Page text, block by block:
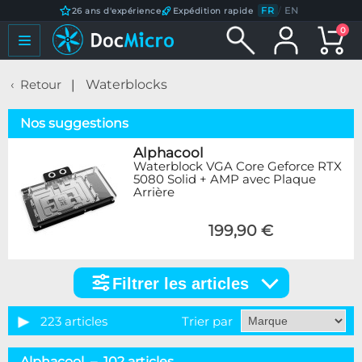
26 ans d'expérience Expédition rapide FR / EN
0
Retour Waterblocks
Nos suggestions
Alphacool
Waterblock VGA Core Geforce RTX
5080 Solid + AMP avec Plaque
Arrière
199,90 €
articles
Catégorie
Filtrer les articles
223 articles Trier par